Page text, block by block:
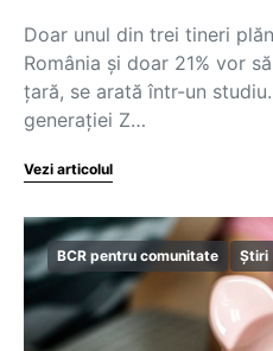
Doar unul din trei tineri
România și doar 21% vor
țară, se arată într-un
generației Z…
Vezi articolul
BCR pentru comunitate Știri